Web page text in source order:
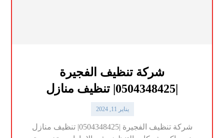
شركة تنظيف الفجيرة
يناير 11, 2024
شركة تنظيف الفجيرة |0504348425| تنظيف منازل